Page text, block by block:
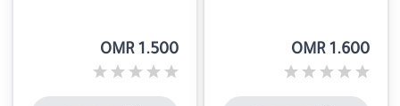
OMR 1.600
OMR 1.500